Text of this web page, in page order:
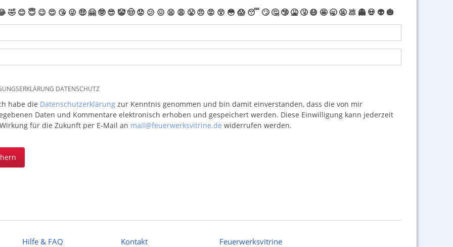
🤣 😊 😇 😉 😍 😘 😜 🤑 🤗 🤓 😎 🤡🤠 😟 😕 😖 😫 😩 😤 😠 😡 😲 😳 😱 😴 🙄 🤔 🤥 🤮 🤧 😷 🤩 🥱 🤬 💩 👻 💀 👽 🎃
DATENSCHUTZ
habe die Datenschutzerklärungzur Kenntnis genommen und bin damit einverstanden, dass die von mir
Daten und Kommentare elektronisch erhoben und gespeichert werden. Diese Einwilligung kann jederzeit
für die Zukunft per E-Mail an mail@feuerwerksvitrine.de widerrufen werden.
Hilfe & FAQ Kontakt Feuerwerksvitrine